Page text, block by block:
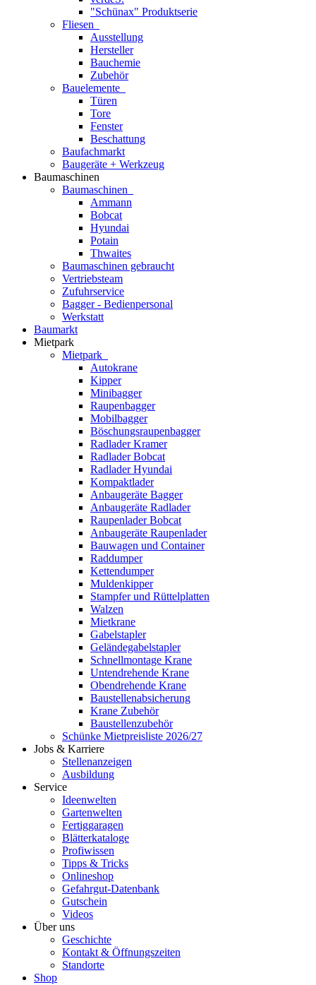
"Schünax" Produktserie
Fliesen
Ausstellung
Hersteller
Bauchemie
Zubehör
Bauelemente
Türen
Tore
Fenster
Beschattung
Baufachmarkt
Baugeräte + Werkzeug
Baumaschinen
Baumaschinen
Ammann
Bobcat
Hyundai
Potain
Thwaites
Baumaschinen gebraucht
Vertriebsteam
Zufuhrservice
Bagger - Bedienpersonal
Werkstatt
Baumarkt
Mietpark
Mietpark
Autokrane
Kipper
Minibagger
Raupenbagger
Mobilbagger
Böschungsraupenbagger
Radlader Kramer
Radlader Bobcat
Radlader Hyundai
Kompaktlader
Anbaugeräte Bagger
Anbaugeräte Radlader
Raupenlader Bobcat
Anbaugeräte Raupenlader
Bauwagen und Container
Raddumper
Kettendumper
Muldenkipper
Stampfer und Rüttelplatten
Walzen
Mietkrane
Gabelstapler
Geländegabelstapler
Schnellmontage Krane
Untendrehende Krane
Obendrehende Krane
Baustellenabsicherung
Krane Zubehör
Baustellenzubehör
Schünke Mietpreisliste 2026/27
Jobs & Karriere
Stellenanzeigen
Ausbildung
Service
Ideenwelten
Gartenwelten
Fertiggaragen
Blätterkataloge
Profiwissen
Tipps & Tricks
Onlineshop
Gefahrgut-Datenbank
Gutschein
Videos
Über uns
Geschichte
Kontakt & Öffnungszeiten
Standorte
Shop